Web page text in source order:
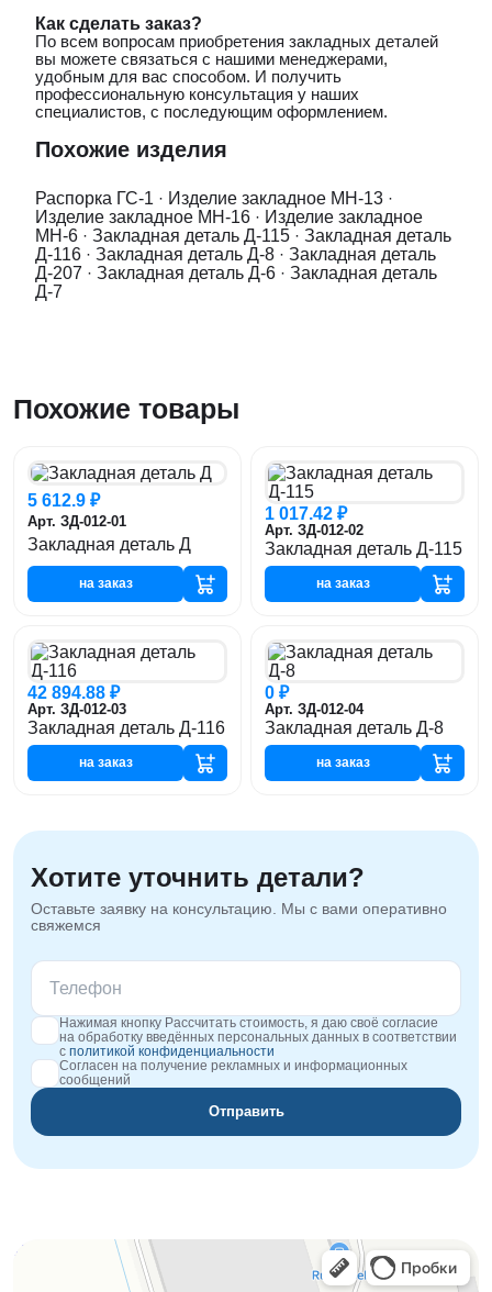
Как сделать заказ?
По всем вопросам приобретения закладных деталей
вы можете связаться с нашими менеджерами,
удобным для вас способом. И получить
профессиональную консультация у наших
специалистов, с последующим оформлением.
Похожие изделия
Распорка ГС-1 · Изделие закладное МН-13 ·
Изделие закладное МН-16 · Изделие закладное
МН-6 · Закладная деталь Д-115 · Закладная деталь
Д-116 · Закладная деталь Д-8 · Закладная деталь
Д-207 · Закладная деталь Д-6 · Закладная деталь
Д-7
Похожие товары
5 612.9 ₽
Арт. ЗД-012-01
Закладная деталь Д
на заказ
1 017.42 ₽
Арт. ЗД-012-02
Закладная деталь Д-115
на заказ
42 894.88 ₽
Арт. ЗД-012-03
Закладная деталь Д-116
на заказ
0 ₽
Арт. ЗД-012-04
Закладная деталь Д-8
на заказ
Хотите уточнить детали?
Оставьте заявку на консультацию. Мы с вами оперативно
свяжемся
Нажимая кнопку Рассчитать стоимость, я даю своё согласие
на обработку введённых персональных данных в соответствии
с политикой конфиденциальности
Согласен на получение рекламных и информационных
сообщений
Отправить
Orgplex
Оргстекло, поликарбонат в Лыткарине
Торговое оборудование в Лыткарине